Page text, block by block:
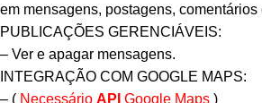
em mensagens, postagens, comentários
PUBLICAÇÕES GERENCIÁVEIS:
– Ver e apagar mensagens.
INTEGRAÇÃO COM GOOGLE MAPS:
– ( Necessário API Google Maps )